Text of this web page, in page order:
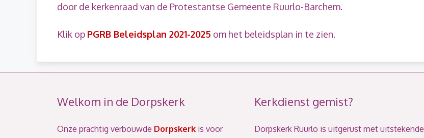
door de kerkenraad van de Protestantse Gemeente Ruurlo-Barchem.
Klik op PGRB Beleidsplan 2021-2025 om het beleidsplan in te zien.
Welkom in de Dorpskerk
Onze prachtig verbouwde Dorpskerk is voor
Kerkdienst gemist?
Dorpskerk Ruurlo is uitgerust met uitstekende